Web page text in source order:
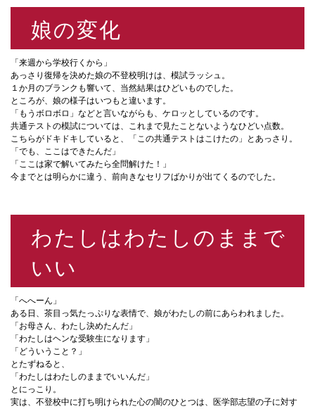
娘の変化
「来週から学校行くから」
あっさり復帰を決めた娘の不登校明けは、模試ラッシュ。
１か月のブランクも響いて、当然結果はひどいものでした。
ところが、娘の様子はいつもと違います。
「もうボロボロ」などと言いながらも、ケロッとしているのです。
共通テストの模試については、これまで見たことないようなひどい点数。
こちらがドキドキしていると、「この共通テストはこけたの」とあっさり。
「でも、ここはできたんだ」
「ここは家で解いてみたら全問解けた！」
今までとは明らかに違う、前向きなセリフばかりが出てくるのでした。
わたしはわたしのままで
いい
「へへーん」
ある日、茶目っ気たっぷりな表情で、娘がわたしの前にあらわれました。
「お母さん、わたし決めたんだ」
「わたしはヘンな受験生になります」
「どういうこと？」
とたずねると、
「わたしはわたしのままでいいんだ」
とにっこり。
実は、不登校中に打ち明けられた心の闇のひとつは、医学部志望の子に対す